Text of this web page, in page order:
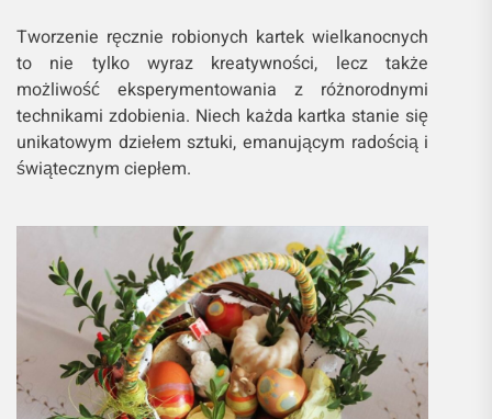
Tworzenie ręcznie robionych kartek wielkanocnych
to nie tylko wyraz kreatywności, lecz także
możliwość eksperymentowania z różnorodnymi
technikami zdobienia. Niech każda kartka stanie się
unikatowym dziełem sztuki, emanującym radością i
świątecznym ciepłem.